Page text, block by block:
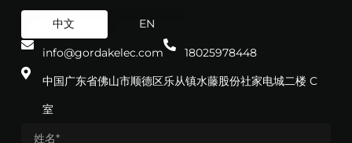
中文 EN
info@gordakelec.com
18025978448
中国广东省佛山市顺德区乐从镇水藤股份社家电城二楼 C
室